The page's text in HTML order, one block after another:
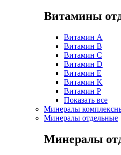
Витамины
Витамин A
Витамин B
Витамин C
Витамин D
Витамин E
Витамин K
Витамин P
Показать все
Минералы
Минералы отдельные
Минералы